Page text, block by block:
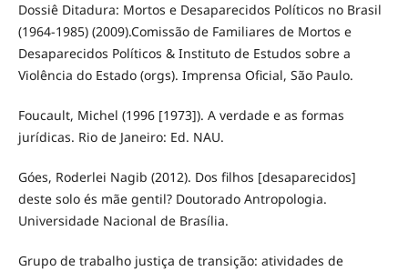
Dossiê Ditadura: Mortos e Desaparecidos Políticos no Brasil
(1964-1985) (2009).Comissão de Familiares de Mortos e
Desaparecidos Políticos & Instituto de Estudos sobre a
Violência do Estado (orgs). Imprensa Oficial, São Paulo.
Foucault, Michel (1996 [1973]). A verdade e as formas
jurídicas. Rio de Janeiro: Ed. NAU.
Góes, Roderlei Nagib (2012). Dos filhos [desaparecidos]
deste solo és mãe gentil? Doutorado Antropologia.
Universidade Nacional de Brasília.
Grupo de trabalho justiça de transição: atividades de